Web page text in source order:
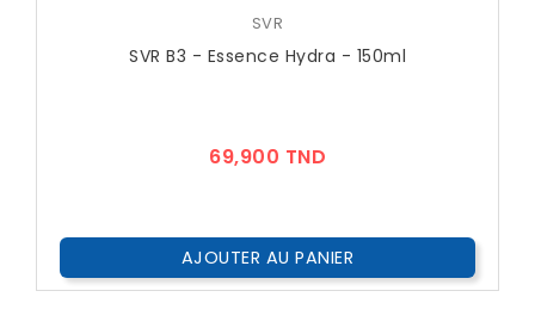
SVR
SVR B3 - Essence Hydra - 150ml
69,900 TND
AJOUTER AU PANIER